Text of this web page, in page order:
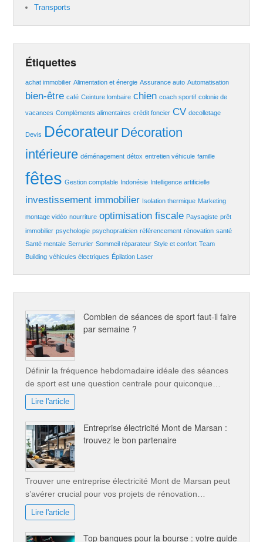
Transports
Étiquettes
achat immobilier Alimentation et énergie Assurance auto Automatisation
bien-être café Ceinture lombaire chien coach sportif colonie de
vacances Compléments alimentaires crédit foncier CV decolletage
Devis Décorateur Décoration
intérieure déménagement détox entretien véhicule famille
fêtes Gestion comptable Indonésie Intelligence artificielle
investissement immobilier Isolation thermique Marketing
montage vidéo nourriture optimisation fiscale Paysagiste prêt
immobilier psychologie psychopraticien référencement rénovation santé
Santé mentale Serrurier Sommeil réparateur Style et confort Team
Building véhicules électriques Épilation Laser
Combien de séances de sport faut-il faire
par semaine ?
Définir la fréquence hebdomadaire idéale des séances
de sport est une question centrale pour quiconque…
Lire l'article
Entreprise électricité Mont de Marsan :
trouvez le bon partenaire
Trouver une entreprise électricité Mont de Marsan peut
s’avérer crucial pour vos projets de rénovation…
Lire l'article
Top banques pour la bourse : votre guide